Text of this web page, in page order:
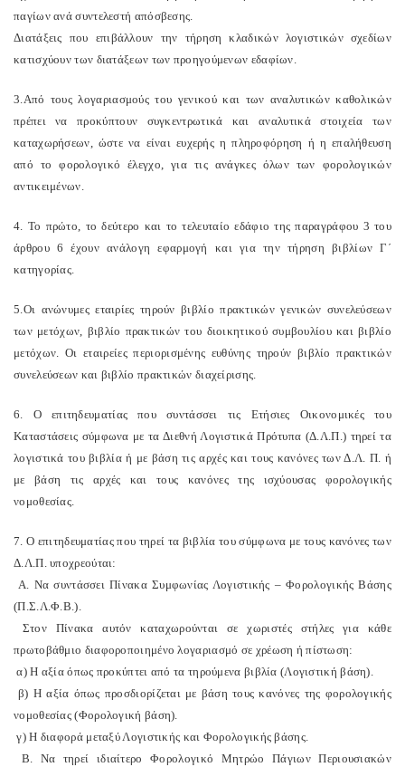
παγίων ανά συντελεστή απόσβεσης.
Διατάξεις που επιβάλλουν την τήρηση κλαδικών λογιστικών σχεδίων
κατισχύουν των διατάξεων των προηγούμενων εδαφίων.
3.Από τους λογαριασμούς του γενικού και των αναλυτικών καθολικών
πρέπει να προκύπτουν συγκεντρωτικά και αναλυτικά στοιχεία των
καταχωρήσεων, ώστε να είναι ευχερής η πληροφόρηση ή η επαλήθευση
από το φορολογικό έλεγχο, για τις ανάγκες όλων των φορολογικών
αντικειμένων.
4. Το πρώτο, το δεύτερο και το τελευταίο εδάφιο της παραγράφου 3 του
άρθρου 6 έχουν ανάλογη εφαρμογή και για την τήρηση βιβλίων Γ΄
κατηγορίας.
5.Οι ανώνυμες εταιρίες τηρούν βιβλίο πρακτικών γενικών συνελεύσεων
των μετόχων, βιβλίο πρακτικών του διοικητικού συμβουλίου και βιβλίο
μετόχων. Οι εταιρείες περιορισμένης ευθύνης τηρούν βιβλίο πρακτικών
συνελεύσεων και βιβλίο πρακτικών διαχείρισης.
6. Ο επιτηδευματίας που συντάσσει τις Ετήσιες Οικονομικές του
Καταστάσεις σύμφωνα με τα Διεθνή Λογιστικά Πρότυπα (Δ.Λ.Π.) τηρεί τα
λογιστικά του βιβλία ή με βάση τις αρχές και τους κανόνες των Δ.Λ. Π. ή
με βάση τις αρχές και τους κανόνες της ισχύουσας φορολογικής
νομοθεσίας.
7. Ο επιτηδευματίας που τηρεί τα βιβλία του σύμφωνα με τους κανόνες των
Δ.Λ.Π. υποχρεούται:
Α. Να συντάσσει Πίνακα Συμφωνίας Λογιστικής – Φορολογικής Βάσης
(Π.Σ.Λ.Φ.Β.).
Στον Πίνακα αυτόν καταχωρούνται σε χωριστές στήλες για κάθε
πρωτοβάθμιο διαφοροποιημένο λογαριασμό σε χρέωση ή πίστωση:
α) Η αξία όπως προκύπτει από τα τηρούμενα βιβλία (Λογιστική βάση).
β) Η αξία όπως προσδιορίζεται με βάση τους κανόνες της φορολογικής
νομοθεσίας (Φορολογική βάση).
γ) Η διαφορά μεταξύ Λογιστικής και Φορολογικής βάσης.
Β. Να τηρεί ιδιαίτερο Φορολογικό Μητρώο Πάγιων Περιουσιακών